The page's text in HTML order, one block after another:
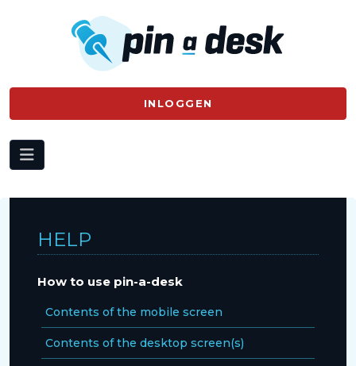
INLOGGEN
HELP
How to use pin-a-desk
Contents of the mobile screen
Contents of the desktop screen(s)